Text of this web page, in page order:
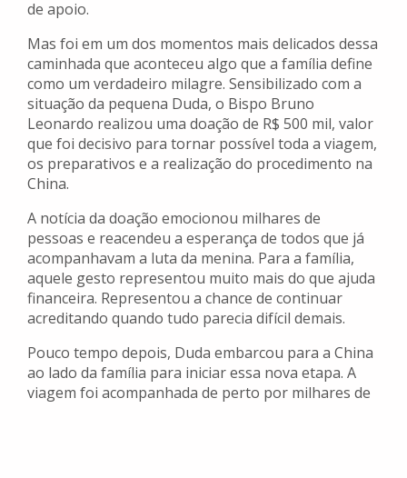
de apoio.
Mas foi em um dos momentos mais delicados dessa
caminhada que aconteceu algo que a família define
como um verdadeiro milagre. Sensibilizado com a
situação da pequena Duda, o Bispo Bruno
Leonardo realizou uma doação de R$ 500 mil, valor
que foi decisivo para tornar possível toda a viagem,
os preparativos e a realização do procedimento na
China.
A notícia da doação emocionou milhares de
pessoas e reacendeu a esperança de todos que já
acompanhavam a luta da menina. Para a família,
aquele gesto representou muito mais do que ajuda
financeira. Representou a chance de continuar
acreditando quando tudo parecia difícil demais.
Pouco tempo depois, Duda embarcou para a China
ao lado da família para iniciar essa nova etapa. A
viagem foi acompanhada de perto por milhares de